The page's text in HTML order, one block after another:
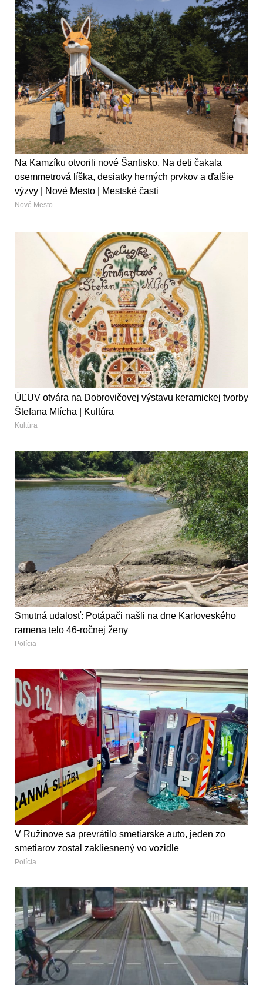
Na Kamzíku otvorili nové Šantisko. Na deti čakala
osemmetrová líška, desiatky herných prvkov a ďalšie
výzvy | Nové Mesto | Mestské časti
Nové Mesto
ÚĽUV otvára na Dobrovičovej výstavu keramickej tvorby
Štefana Mlícha | Kultúra
Kultúra
Smutná udalosť: Potápači našli na dne Karloveského
ramena telo 46-ročnej ženy
Polícia
V Ružinove sa prevrátilo smetiarske auto, jeden zo
smetiarov zostal zakliesnený vo vozidle
Polícia